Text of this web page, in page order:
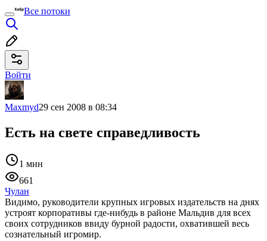
Все потоки
Войти
Maxmyd29 сен 2008 в 08:34
Есть на свете справедливость
1 мин
661
Чулан
Видимо, руководители крупных игровых издательств на днях
устроят корпоративы где-нибудь в районе Мальдив для всех
своих сотрудников ввиду бурной радости, охватившей весь
сознательный игромир.